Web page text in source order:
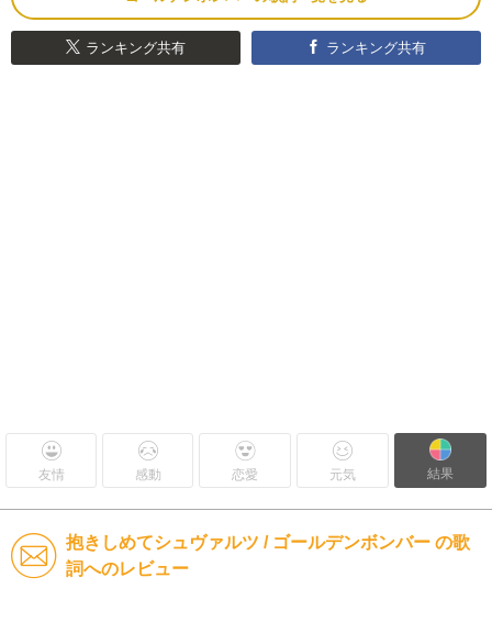
ランキング共有 ランキング共有
友情 感動 恋愛 元気 結果
抱きしめてシュヴァルツ / ゴールデンボンバー の歌
詞へのレビュー